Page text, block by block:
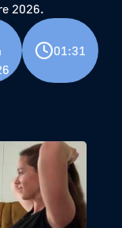
2026.
01:31